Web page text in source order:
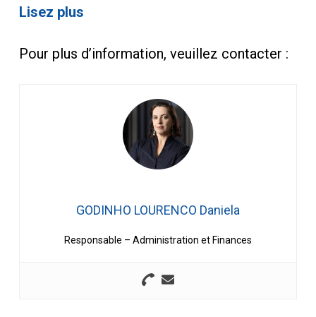
Lisez plus
Pour plus d’information, veuillez contacter :
GODINHO LOURENCO Daniela
Responsable – Administration et Finances